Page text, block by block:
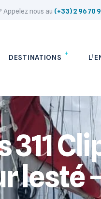
nous au (+33) 2 96 70
DESTINATIONS
311
lesté